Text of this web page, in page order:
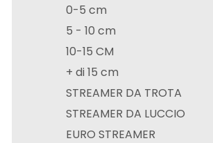
0-5 cm
5 - 10 cm
10-15 CM
+ di 15 cm
STREAMER DA TROTA
STREAMER DA LUCCIO
EURO STREAMER